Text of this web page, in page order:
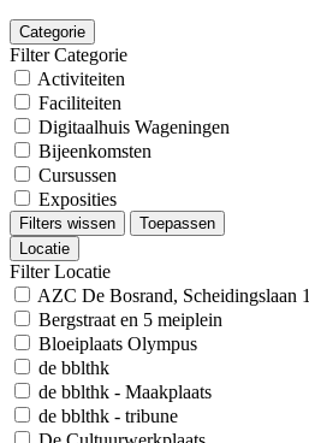
Categorie
Filter Categorie
Activiteiten
Faciliteiten
Digitaalhuis Wageningen
Bijeenkomsten
Cursussen
Exposities
Filters wissen
Toepassen
Locatie
Filter Locatie
AZC De Bosrand, Scheidingslaan 1
Bergstraat en 5 meiplein
Bloeiplaats Olympus
de bblthk
de bblthk - Maakplaats
de bblthk - tribune